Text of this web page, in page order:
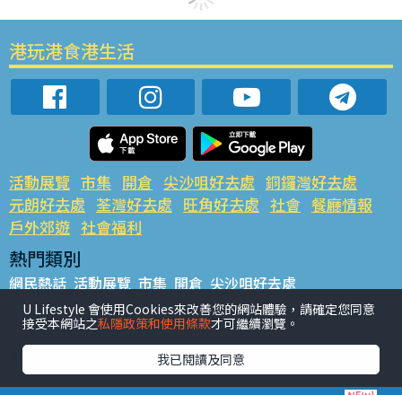
港玩港食港生活
活動展覽 市集 開倉 尖沙咀好去處 銅鑼灣好去處
元朗好去處 荃灣好去處 旺角好去處 社會 餐廳情報
戶外郊遊 社會福利
熱門類別
網民熱話 活動展覽 市集 開倉 尖沙咀好去處
銅鑼灣好去處 元朗好去處 荃灣好去處 旺角好去處 社會
餐廳情報 戶外郊遊
熱門標籤
#UGO搵好去處 #人氣活動推介 #美食社群熱話
U Lifestyle 會使用Cookies來改善您的網站體驗，請確定您同意
接受本網站之私隱政策和使用條款才可繼續瀏覽。
我已閱讀及同意